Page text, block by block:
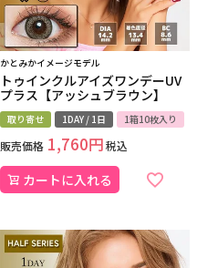
かとみかイメージモデル
トゥインクルアイズワンデーUV
プラス【アッシュブラウン】
取り寄せ 1DAY / 1日 1箱10枚入り
販売価格 1,760 税込
カートに入れる